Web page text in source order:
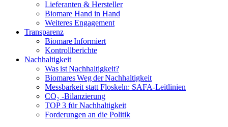
Lieferanten & Hersteller
Biomare Hand in Hand
Weiteres Engagement
Transparenz
Biomare Informiert
Kontrollberichte
Nachhaltigkeit
Was ist Nachhaltigkeit?
Biomares Weg der Nachhaltigkeit
Messbarkeit statt Floskeln: SAFA-Leitlinien
CO₂ -Bilanzierung
TOP 3 für Nachhaltigkeit
Forderungen an die Politik